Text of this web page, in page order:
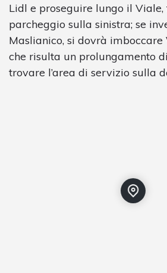
Lidl e proseguire lungo il
parcheggio sulla sinistra; se
Maslianico, si dovrà
che risulta un prolungamento
trovare l’area di servizio sulla